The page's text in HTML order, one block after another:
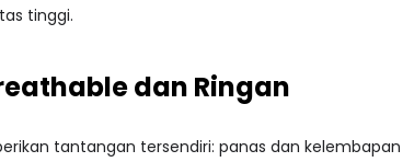
tinggi.
dan Ringan
tantangan tersendiri: panas dan kelembapan